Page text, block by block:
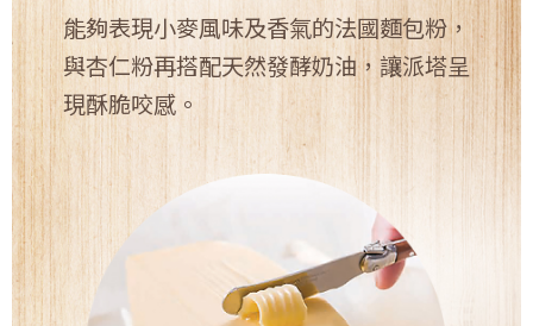
能夠表現小麥風味及香氣的法國麵包粉，
與杏仁粉再搭配天然發酵奶油，讓派塔呈
現酥脆咬感。